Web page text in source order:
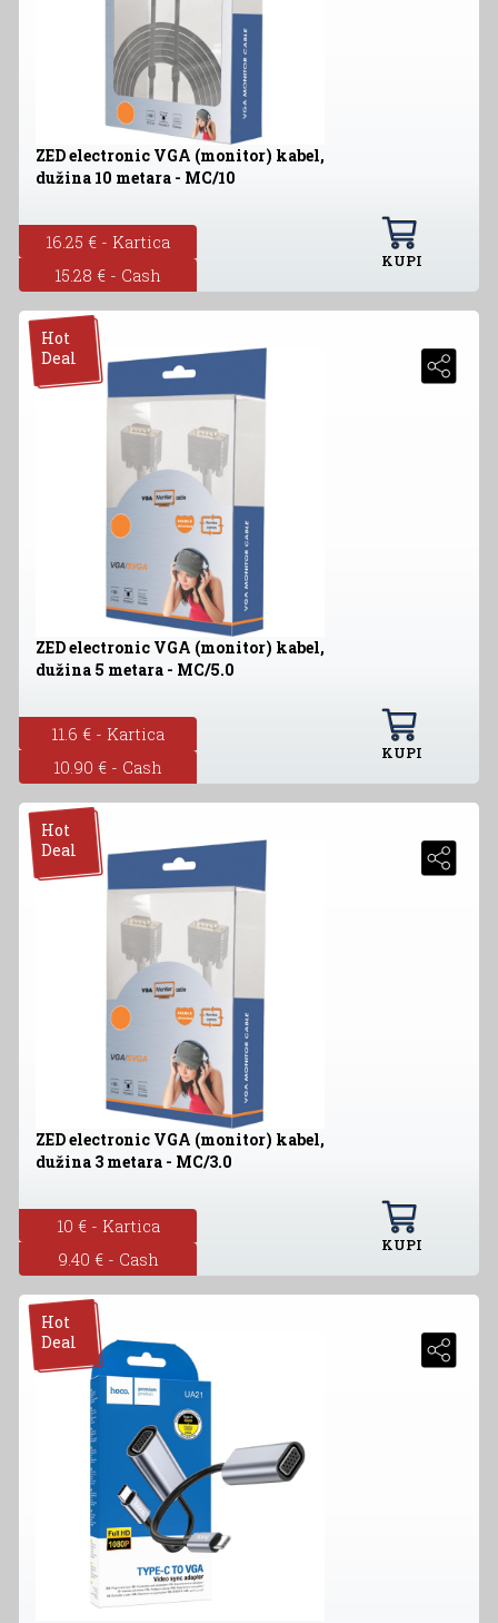
ZED electronic VGA (monitor) kabel,
dužina 10 metara - MC/10
16.25 € - Kartica
15.28 € - Cash
KUPI
Hot
Deal
ZED electronic VGA (monitor) kabel,
dužina 5 metara - MC/5.0
11.6 € - Kartica
10.90 € - Cash
KUPI
Hot
Deal
ZED electronic VGA (monitor) kabel,
dužina 3 metara - MC/3.0
10 € - Kartica
9.40 € - Cash
KUPI
Hot
Deal